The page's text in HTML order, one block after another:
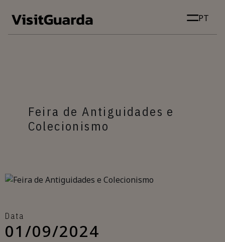
PT
Feira de Antiguidades e
Colecionismo
Data
01/09/2024